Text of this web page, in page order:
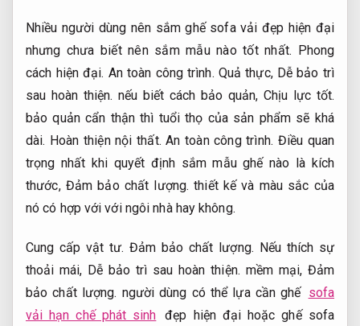
Nhiều người dùng nên sắm ghế sofa vải đẹp hiện đại
nhưng chưa biết nên sắm mẫu nào tốt nhất.
Phong
cách hiện đại. An toàn công trình. Quả thực, Dễ bảo trì
sau hoàn thiện. nếu biết cách bảo quản, Chịu lực tốt.
bảo quản cẩn thận thì tuổi thọ của sản phẩm sẽ khá
dài. Hoàn thiện nội thất. An toàn công trình. Điều quan
trọng nhất khi quyết định sắm mẫu ghế nào là kích
thước, Đảm bảo chất lượng. thiết kế và màu sắc của
nó có hợp với với ngôi nhà hay không.
Cung cấp vật tư. Đảm bảo chất lượng. Nếu thích sự
thoải mái, Dễ bảo trì sau hoàn thiện. mềm mại, Đảm
bảo chất lượng. người dùng có thể lựa cần ghế sofa
vải hạn chế phát sinh đẹp hiện đại hoặc ghế sofa